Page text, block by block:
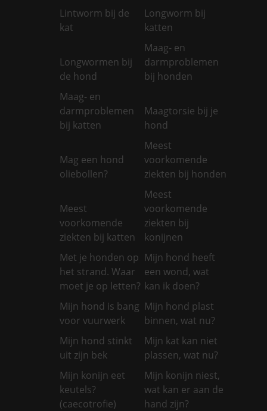
Lintworm bij de
kat
Longworm bij
katten
Longwormen bij
de hond
Maag- en
darmproblemen
bij honden
Maag- en
darmproblemen
bij katten
Maagtorsie bij je
hond
Mag een hond
oliebollen?
Meest
voorkomende
ziekten bij honden
Meest
voorkomende
ziekten bij katten
Meest
voorkomende
ziekten bij
konijnen
Met je honden op
het strand. Waar
moet je op letten?
Mijn hond heeft
een wond, wat
kan ik doen?
Mijn hond is bang
voor vuurwerk
Mijn hond plast
binnen, wat nu?
Mijn hond stinkt
uit zijn bek
Mijn kat kan niet
plassen, wat nu?
Mijn konijn eet
keutels?
(caecotrofie)
Mijn konijn niest,
wat kan er aan de
hand zijn?